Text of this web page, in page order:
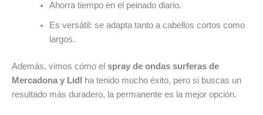
Ahorra tiempo en el peinado diario.
Es versátil: se adapta tanto a cabellos cortos como
largos.
Además, vimos cómo el spray de ondas surferas de
Mercadona y Lidl
ha tenido mucho éxito, pero si buscas un
resultado más duradero, la permanente es la mejor opción.